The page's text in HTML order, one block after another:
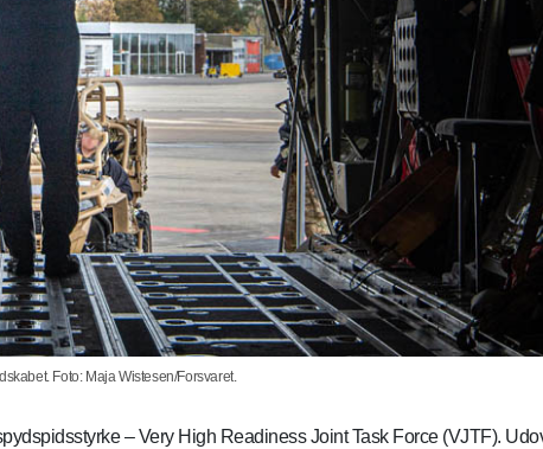
Foto: Maja Wistesen/Forsvaret.
– Very High Readiness Joint Task Force (VJTF).